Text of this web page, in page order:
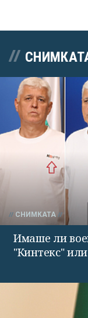
СНИМКАТА
Имаше ли
"Кинтекс"